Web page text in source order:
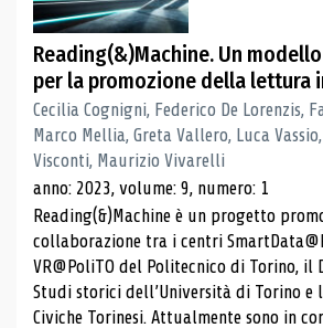
Reading(&)Machine. Un
per la promozione della lettura
Cecilia Cognigni, Federico De Lorenzis,
Marco Mellia, Greta Vallero, Luca
Visconti, Maurizio Vivarelli
anno: 2023, volume: 9, numero: 1
Reading(&)Machine è un progetto
collaborazione tra i centri
VR@PoliTO del Politecnico di Torino,
Studi storici dell’Università di Torino e
Civiche Torinesi. Attualmente sono in